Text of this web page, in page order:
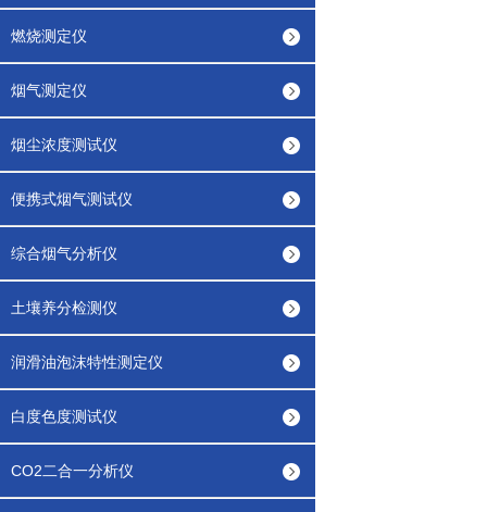
燃烧测定仪
烟气测定仪
烟尘浓度测试仪
便携式烟气测试仪
综合烟气分析仪
土壤养分检测仪
润滑油泡沫特性测定仪
白度色度测试仪
CO2二合一分析仪